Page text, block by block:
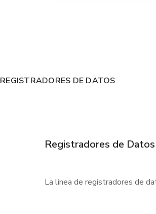
REGISTRADORES DE DATOS
Registradores de Datos
La linea de registradores de